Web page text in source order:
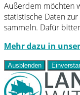
Außerdem möchten
statistische Daten
sammeln. Dafür
Mehr dazu in
Ausblenden